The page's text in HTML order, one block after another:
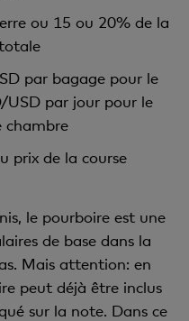
ou 15 ou 20% de la
par bagage pour le
USD par jour pour le
chambre
prix de la course
le pourboire est une
de base dans la
Mais attention: en
peut déjà être inclus
sur la note. Dans ce